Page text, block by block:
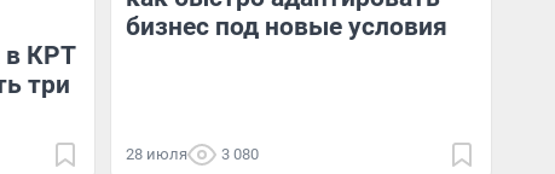
в КРТ
три
бизнес под новые условия
28 июля 3 080